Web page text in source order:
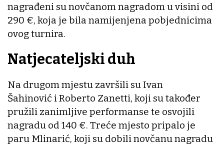
nagrađeni su novčanom nagradom u visini od
290 €, koja je bila namijenjena pobjednicima
ovog turnira.
Natjecateljski duh
Na drugom mjestu završili su Ivan
Šahinović i Roberto Zanetti, koji su također
pružili zanimljive performanse te osvojili
nagradu od 140 €. Treće mjesto pripalo je
paru Mlinarić, koji su dobili novčanu nagradu